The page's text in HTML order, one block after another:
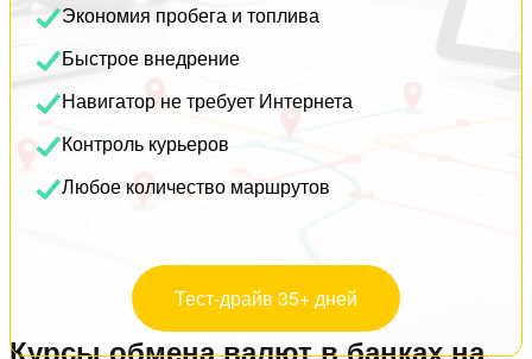
Экономия пробега и топлива
Быстрое внедрение
Навигатор не требует Интернета
Контроль курьеров
Любое количество маршрутов
Тест-драйв 35+ дней
Курсы обмена валют в банках на